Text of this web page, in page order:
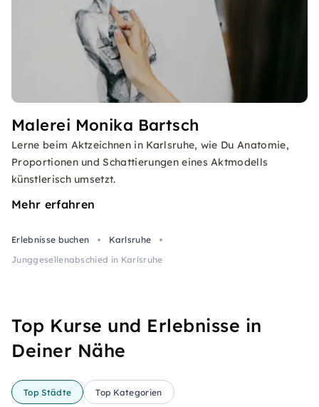
Malerei Monika Bartsch
Lerne beim Aktzeichnen in Karlsruhe, wie Du Anatomie,
Proportionen und Schattierungen eines Aktmodells
künstlerisch umsetzt.
Mehr erfahren
Erlebnisse buchen
Karlsruhe
Junggesellenabschied in Karlsruhe
Top Kurse und Erlebnisse in
Deiner Nähe
Top Städte Top Kategorien